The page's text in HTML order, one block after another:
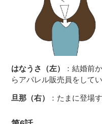
はなうさ（左）
：結婚前
らアパレル販売員をしてい
旦那（右） ：たまに登場